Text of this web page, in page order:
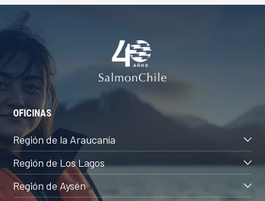
OFICINAS
Región de la Araucanía
Región de Los Lagos
Región de Aysén